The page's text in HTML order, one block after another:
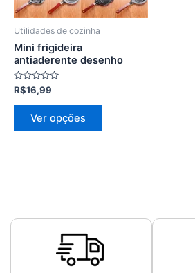
Utilidades de cozinha
Mini frigideira
antiaderente desenho
Avaliação
0
de
R$16,99
Ver opções
podem
na
produto